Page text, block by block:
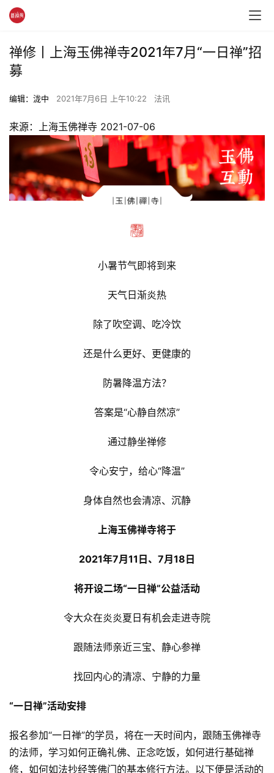
禅修丨上海玉佛禅寺2021年7月“一日禅”招
募
编辑：泷中 2021年7月6日 上午10:22 法讯
来源：上海玉佛禅寺 2021-07-06
小暑节气即将到来
天气日渐炎热
除了吹空调、吃冷饮
还是什么更好、更健康的
防暑降温方法？
答案是“心静自然凉”
通过静坐禅修
令心安宁，给心“降温”
身体自然也会清凉、沉静
上海玉佛禅寺将于
2021年7月11日、7月18日
将开设二场“一日禅”公益活动
令大众在炎炎夏日有机会走进寺院
跟随法师亲近三宝、静心参禅
找回内心的清凉、宁静的力量
“一日禅”活动安排
报名参加“一日禅”的学员，将在一天时间内，跟随玉佛禅寺
的法师，学习如何正确礼佛、正念吃饭，如何进行基础禅
修，如何如法抄经等佛门的基本修行方法。以下便是活动的